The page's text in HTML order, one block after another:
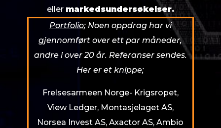
eller markedsundersøkelser.
Portfolio; Noen oppdrag har vi
gjennomført over ett par måneder,
andre i over 20 år. Referanser sendes.
Her er et knippe;
Frelsesarmeen Norge- Krigsropet,
View Ledger, Montasjelaget AS,
Norsea Invest AS, Axactor AS, Ambio